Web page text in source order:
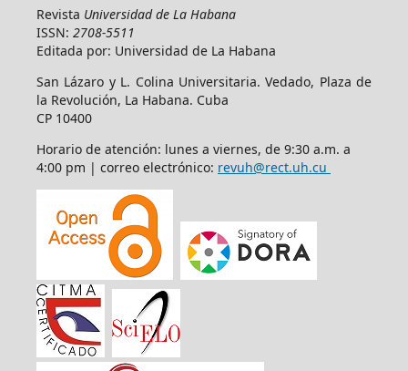
Revista Universidad de La Habana
ISSN: 2708-5511
Editada por: Universidad de La Habana
San Lázaro y L. Colina Universitaria. Vedado, Plaza de
la Revolución, La Habana. Cuba
CP 10400
Horario de atención: lunes a viernes, de 9:30 a.m. a
4:00 pm | correo electrónico: revuh@rect.uh.cu